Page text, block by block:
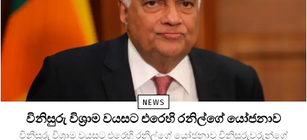
NEWS
විනිසුරු විශ්‍රාම වයසට එරෙහි රනිල්ගේ යෝජනාව
විනිසුරු විශ්‍රාම වයසට එරෙහි රනිල්ගේ යෝජනාව විනිසුරුවරුන්ගේ